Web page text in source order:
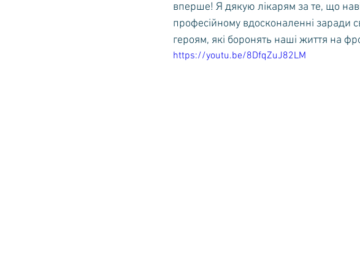
вперше! Я дякую лікарям за те, що
професійному вдосконаленні заради
героям, які боронять наші життя на
https://youtu.be/8DfqZuJ82LM